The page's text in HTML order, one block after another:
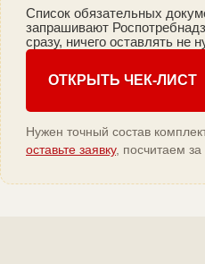
Список обязательных
запрашивают
сразу, ничего оставлять не
ОТКРЫТЬ ЧЕК-ЛИСТ
Нужен точный состав
оставьте заявку, посчитаем за